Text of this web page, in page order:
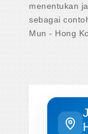
menentukan
sebagai
Mun - Hong